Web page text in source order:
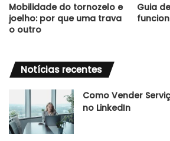
Mobilidade do tornozelo e
joelho: por que uma trava
o outro
Guia
Notícias recentes
Como Vender
no LinkedIn